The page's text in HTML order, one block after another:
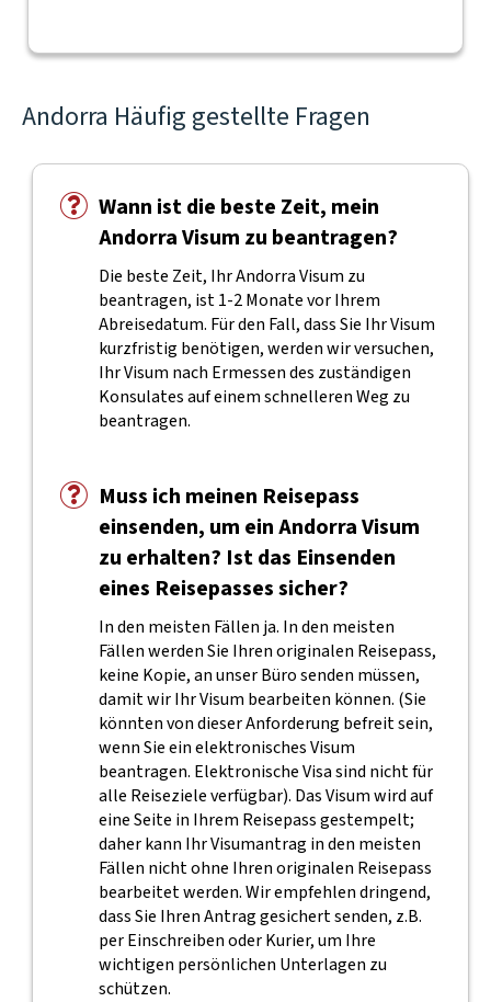
Andorra Häufig gestellte Fragen
Wann ist die beste Zeit, mein
Andorra Visum zu beantragen?
Die beste Zeit, Ihr Andorra Visum zu
beantragen, ist 1-2 Monate vor Ihrem
Abreisedatum. Für den Fall, dass Sie Ihr Visum
kurzfristig benötigen, werden wir versuchen,
Ihr Visum nach Ermessen des zuständigen
Konsulates auf einem schnelleren Weg zu
beantragen.
Muss ich meinen Reisepass
einsenden, um ein Andorra Visum
zu erhalten? Ist das Einsenden
eines Reisepasses sicher?
In den meisten Fällen ja. In den meisten
Fällen werden Sie Ihren originalen Reisepass,
keine Kopie, an unser Büro senden müssen,
damit wir Ihr Visum bearbeiten können. (Sie
könnten von dieser Anforderung befreit sein,
wenn Sie ein elektronisches Visum
beantragen. Elektronische Visa sind nicht für
alle Reiseziele verfügbar). Das Visum wird auf
eine Seite in Ihrem Reisepass gestempelt;
daher kann Ihr Visumantrag in den meisten
Fällen nicht ohne Ihren originalen Reisepass
bearbeitet werden. Wir empfehlen dringend,
dass Sie Ihren Antrag gesichert senden, z.B.
per Einschreiben oder Kurier, um Ihre
wichtigen persönlichen Unterlagen zu
schützen.